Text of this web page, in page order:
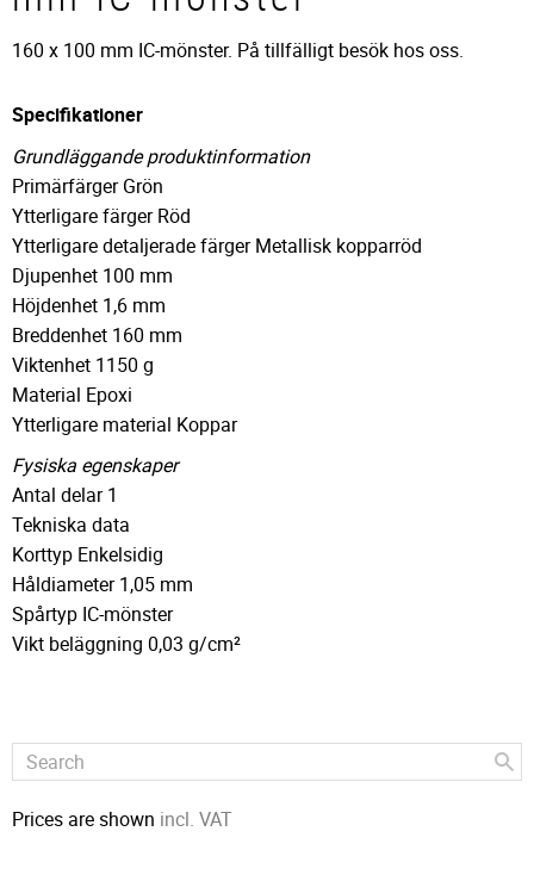
160 x 100 mm IC-mönster. På tillfälligt besök hos oss.
Specifikationer
Grundläggande produktinformation
Primärfärger Grön
Ytterligare färger Röd
Ytterligare detaljerade färger Metallisk kopparröd
Djupenhet 100 mm
Höjdenhet 1,6 mm
Breddenhet 160 mm
Viktenhet 1150 g
Material Epoxi
Ytterligare material Koppar
Fysiska egenskaper
Antal delar 1
Tekniska data
Korttyp Enkelsidig
Håldiameter 1,05 mm
Spårtyp IC-mönster
Vikt beläggning 0,03 g/cm²
Prices are shown incl. VAT